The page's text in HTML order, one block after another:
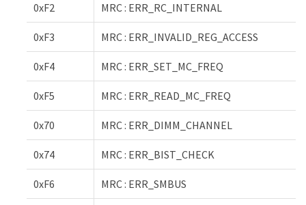
0xF2 MRC : ERR_RC_INTERNAL
0xF3 MRC : ERR_INVALID_REG_ACCESS
0xF4 MRC : ERR_SET_MC_FREQ
0xF5 MRC : ERR_READ_MC_FREQ
0x70 MRC : ERR_DIMM_CHANNEL
0x74 MRC : ERR_BIST_CHECK
0xF6 MRC : ERR_SMBUS